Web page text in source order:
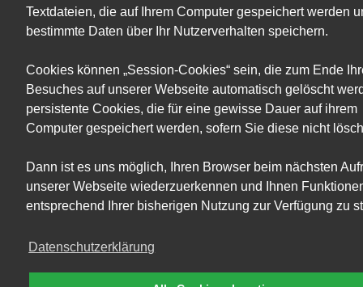
Textdateien, die auf Ihrem Computer gespeichert werden
bestimmte Daten über Ihr Nutzerverhalten speichern.
Cookies können „Session-Cookies“ sein, die zum Ende
Besuches auf unserer Webseite automatisch gelöscht
persistente Cookies, die für eine gewisse Dauer auf ihrem
Computer gespeichert werden, sofern Sie diese nicht
Dann ist es uns möglich, Ihren Browser beim nächsten
unserer Webseite wiederzuerkennen und Ihnen
entsprechend Ihrer bisherigen Nutzung zur Verfügung zu
Datenschutzerklärung